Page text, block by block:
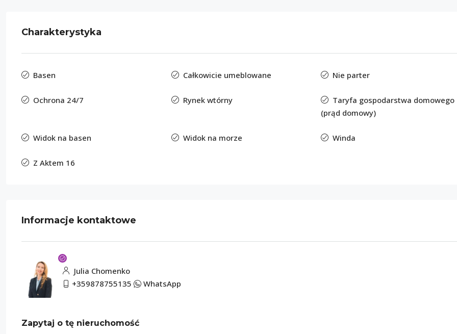
Charakterystyka
Basen Całkowicie umeblowane Nie parter
Ochrona 24/7 Rynek wtórny
Taryfa gospodarstwa domowego
(prąd domowy)
Widok na basen Widok na morze Winda
Z Aktem 16
Informacje kontaktowe
Julia Chomenko
+359878755135
WhatsApp
Zapytaj o tę nieruchomość